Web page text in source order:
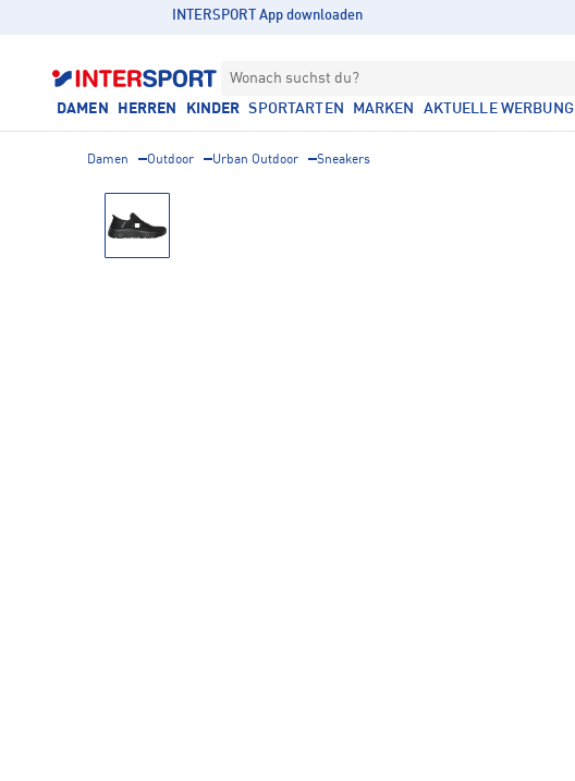
INTERSPORT App downloaden
Wonach suchst du?
DAMEN HERREN KINDER SPORTARTEN MARKEN AKTUELLE WERBUNG
Damen Outdoor Urban Outdoor Sneakers